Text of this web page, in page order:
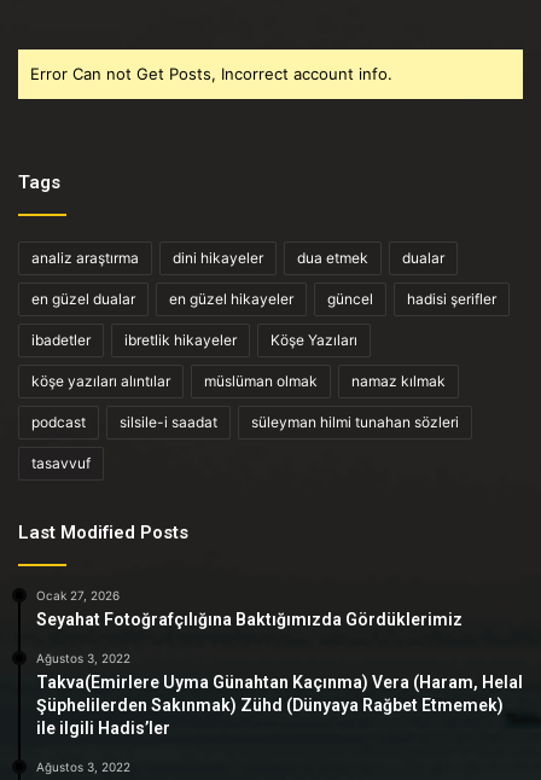
Error Can not Get Posts, Incorrect account info.
Tags
analiz araştırma dini hikayeler dua etmek dualar
en güzel dualar en güzel hikayeler güncel hadisi şerifler
ibadetler ibretlik hikayeler Köşe Yazıları
köşe yazıları alıntılar müslüman olmak namaz kılmak
podcast silsile-i saadat süleyman hilmi tunahan sözleri
tasavvuf
Last Modified Posts
Ocak 27, 2026
Seyahat Fotoğrafçılığına Baktığımızda Gördüklerimiz
Ağustos 3, 2022
Takva(Emirlere Uyma Günahtan Kaçınma) Vera (Haram, Helal
Şüphelilerden Sakınmak) Zühd (Dünyaya Rağbet Etmemek)
ile ilgili Hadis’ler
Ağustos 3, 2022